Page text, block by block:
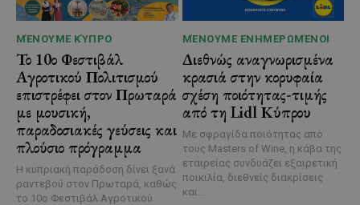
ΜΈΝΟΥΜΕ ΚΎΠΡΟ
Το 10ο Φεστιβάλ
Αγροτικού Πολιτισμού
επιστρέφει στον Πρωταρά
με μουσική,
παραδοσιακές γεύσεις και
πλούσιο πρόγραμμα
Η κυπριακή παράδοση δίνει ξανά
ραντεβού στον Πρωταρά, καθώς
το 10ο Φεστιβάλ Αγροτικού
ΜΈΝΟΥΜΕ ΕΝΗΜΕΡΩΜΈΝΟΙ
Διεθνώς αναγνωρισμένα
κρασιά στην κορυφαία
σχέση ποιότητας-τιμής
από τη Lidl Κύπρου
Με σφραγίδα ποιότητας από
τους Masters of Wine, η κάβα της
εταιρείας συνδυάζει εξαιρετική
ποικιλία, διεθνείς διακρίσεις
και...